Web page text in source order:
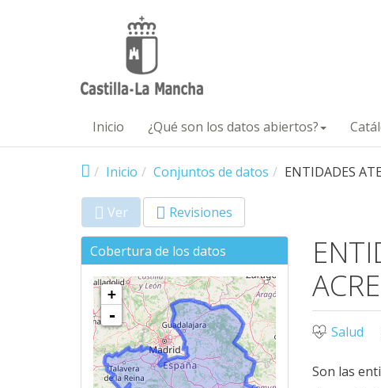
Inicio ¿Qué son los datos abiertos?
Inicio Conjuntos de datos ENTIDADES
Primary tabs
Ver (solapa
activa)
Revisiones
Cobertura de los datos
+
-
Salud
Son las